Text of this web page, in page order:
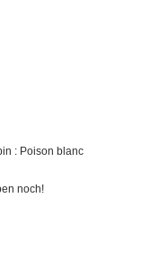
: Poison blanc
noch!